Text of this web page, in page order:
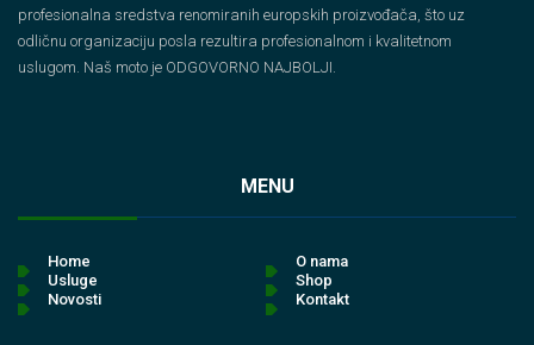
profesionalna sredstva renomiranih europskih proizvođača, što uz
odličnu organizaciju posla rezultira profesionalnom i kvalitetnom
uslugom. Naš moto je ODGOVORNO NAJBOLJI.
MENU
Home
O nama
Usluge
Shop
Novosti
Kontakt